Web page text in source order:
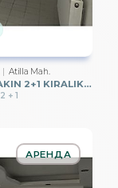
Atilla Mah.
ATILLA MAHALLESI NDE ÜÇYOL METROYA YAKIN 2+1 KIRALIK DAIRE
2 + 1
АРЕНДА